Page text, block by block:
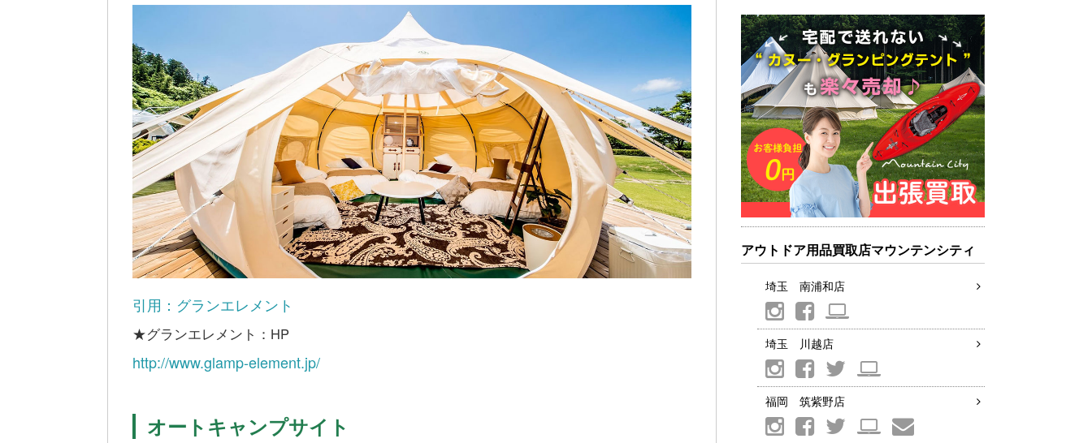
引用：グランエレメント
★グランエレメント：HP
http://www.glamp-element.jp/
オートキャンプサイト
アウトドア用品買取店マウンテンシティ
埼玉 南浦和店
埼玉 川越店
福岡 筑紫野店